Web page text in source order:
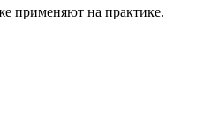
применяют на практике.